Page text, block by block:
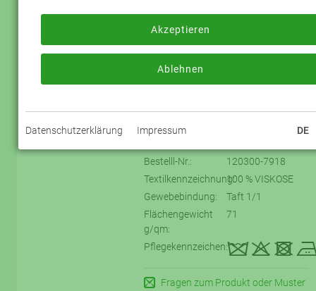
Zum Bestellen melden Sie sich bitte an
oder registrieren sich bitte neu.
Bestelll-Nr.:
120300-7918
Textilkennzeichnung:100 % VISKOSE
Gewebebindung:
Taft 1/1
Flächengewicht
g/qm:
71
Pflegekennzeichen:
Fragen zum Produkt oder Muster
Ablehnen
Akzeptieren
Datenschutzerklärung Impressum DE